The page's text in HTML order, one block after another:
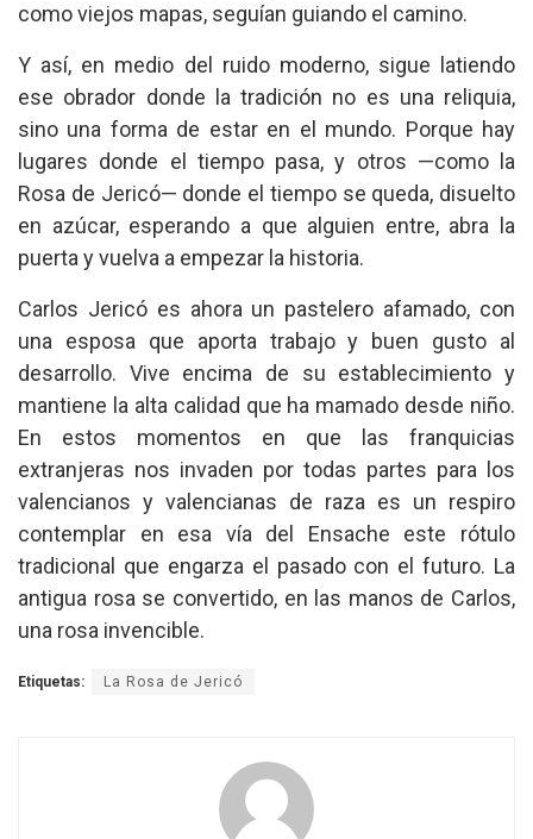
como viejos mapas, seguían guiando el camino.
Y así, en medio del ruido moderno, sigue latiendo
ese obrador donde la tradición no es una reliquia,
sino una forma de estar en el mundo. Porque hay
lugares donde el tiempo pasa, y otros —como la
Rosa de Jericó— donde el tiempo se queda, disuelto
en azúcar, esperando a que alguien entre, abra la
puerta y vuelva a empezar la historia.
Carlos Jericó es ahora un pastelero afamado, con
una esposa que aporta trabajo y buen gusto al
desarrollo. Vive encima de su establecimiento y
mantiene la alta calidad que ha mamado desde niño.
En estos momentos en que las franquicias
extranjeras nos invaden por todas partes para los
valencianos y valencianas de raza es un respiro
contemplar en esa vía del Ensache este rótulo
tradicional que engarza el pasado con el futuro. La
antigua rosa se convertido, en las manos de Carlos,
una rosa invencible.
Etiquetas: La Rosa de Jericó